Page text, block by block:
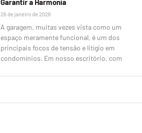
Garantir a Harmonia
26 de janeiro de 2026
A garagem, muitas vezes vista como um
espaço meramente funcional, é um dos
principais focos de tensão e litígio em
condomínios. Em nosso escritório, com